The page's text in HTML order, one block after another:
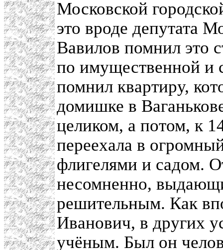
Московской
это вроде депутата
Вавилов помнил это
по имущественной и
помнил квартиру,
домишке в
целиком, а потом, к
переехала в
флигелями и садом.
несомненно,
решительным. Как
Иванович, в других
учёным. Был он